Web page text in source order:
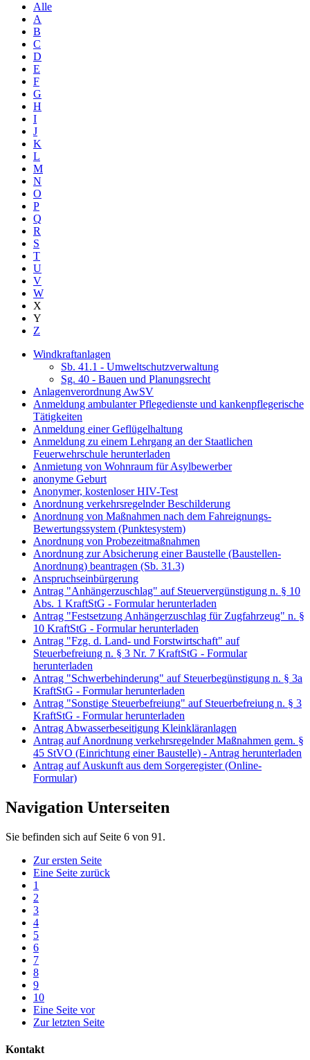
Alle
A
B
C
D
E
F
G
H
I
J
K
L
M
N
O
P
Q
R
S
T
U
V
W
X
Y
Z
Windkraftanlagen
Sb. 41.1 - Umweltschutzverwaltung
Sg. 40 - Bauen und Planungsrecht
Anlagenverordnung AwSV
Anmeldung ambulanter Pflegedienste und kankenpflegerische
Tätigkeiten
Anmeldung einer Geflügelhaltung
Anmeldung zu einem Lehrgang an der Staatlichen
Feuerwehrschule herunterladen
Anmietung von Wohnraum für Asylbewerber
anonyme Geburt
Anonymer, kostenloser HIV-Test
Anordnung verkehrsregelnder Beschilderung
Anordnung von Maßnahmen nach dem Fahreignungs-
Bewertungssystem (Punktesystem)
Anordnung von Probezeitmaßnahmen
Anordnung zur Absicherung einer Baustelle (Baustellen-
Anordnung) beantragen (Sb. 31.3)
Anspruchseinbürgerung
Antrag "Anhängerzuschlag" auf Steuervergünstigung n. § 10
Abs. 1 KraftStG - Formular herunterladen
Antrag "Festsetzung Anhängerzuschlag für Zugfahrzeug" n. §
10 KraftStG - Formular herunterladen
Antrag "Fzg. d. Land- und Forstwirtschaft" auf
Steuerbefreiung n. § 3 Nr. 7 KraftStG - Formular
herunterladen
Antrag "Schwerbehinderung" auf Steuerbegünstigung n. § 3a
KraftStG - Formular herunterladen
Antrag "Sonstige Steuerbefreiung" auf Steuerbefreiung n. § 3
KraftStG - Formular herunterladen
Antrag Abwasserbeseitigung Kleinkläranlagen
Antrag auf Anordnung verkehrsregelnder Maßnahmen gem. §
45 StVO (Einrichtung einer Baustelle) - Antrag herunterladen
Antrag auf Auskunft aus dem Sorgeregister (Online-
Formular)
Navigation Unterseiten
Sie befinden sich auf Seite 6 von 91.
Zur ersten Seite
Eine Seite zurück
1
2
3
4
5
6
7
8
9
10
Eine Seite vor
Zur letzten Seite
Kontakt